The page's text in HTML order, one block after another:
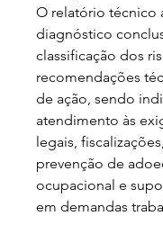
O relatório técnico
diagnóstico
classificação dos
recomendações
de ação, sendo
atendimento às
legais,
prevenção de
ocupacional e
em demandas